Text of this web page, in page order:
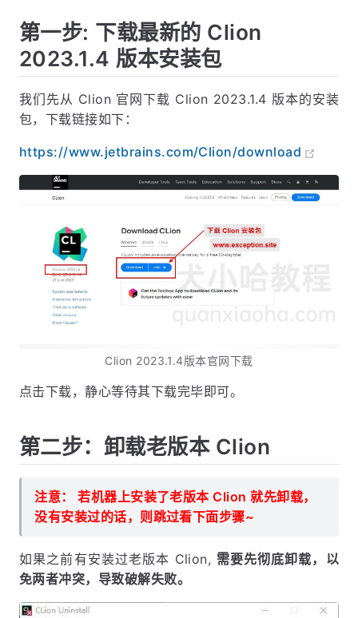
第一步: 下载最新的 Clion
2023.1.4 版本安装包
我们先从 Clion 官网下载 Clion 2023.1.4 版本的安装
包，下载链接如下：
https://www.jetbrains.com/Clion/download
Clion 2023.1.4版本官网下载
点击下载，静心等待其下载完毕即可。
第二步：卸载老版本 Clion
注意： 若机器上安装了老版本 Clion 就先卸载，
没有安装过的话，则跳过看下面步骤~
如果之前有安装过老版本 Clion, 需要先彻底卸载，以
免两者冲突，导致破解失败。